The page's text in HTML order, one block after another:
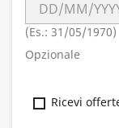
(Es.: 31/05/1970)
Opzionale
Ricevi